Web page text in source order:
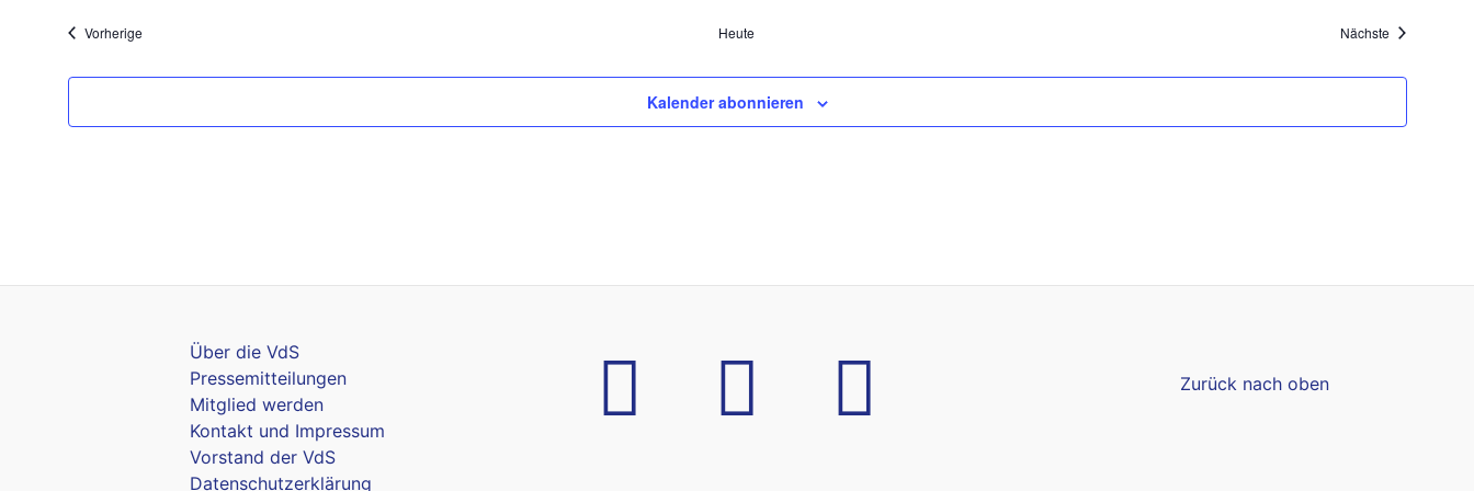
VorherigeVeranstaltungen Heute Nächste
Kalender abonnieren
Über die VdS
Pressemitteilungen
Mitglied werden
Kontakt und Impressum
Vorstand der VdS
Datenschutzerklärung
Zurück nach oben